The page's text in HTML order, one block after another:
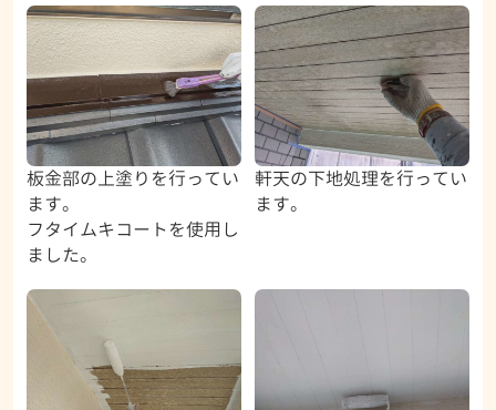
板金部の上塗りを行ってい
ます。
フタイムキコートを使用し
ました。
軒天の下地処理を行ってい
ます。